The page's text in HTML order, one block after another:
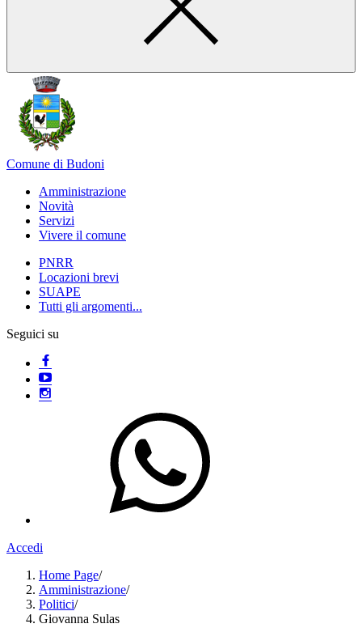
Comune di Budoni
Amministrazione
Novità
Servizi
Vivere il comune
PNRR
Locazioni brevi
SUAPE
Tutti gli argomenti...
Seguici su
Accedi
Home Page/
Amministrazione/
Politici/
Giovanna Sulas